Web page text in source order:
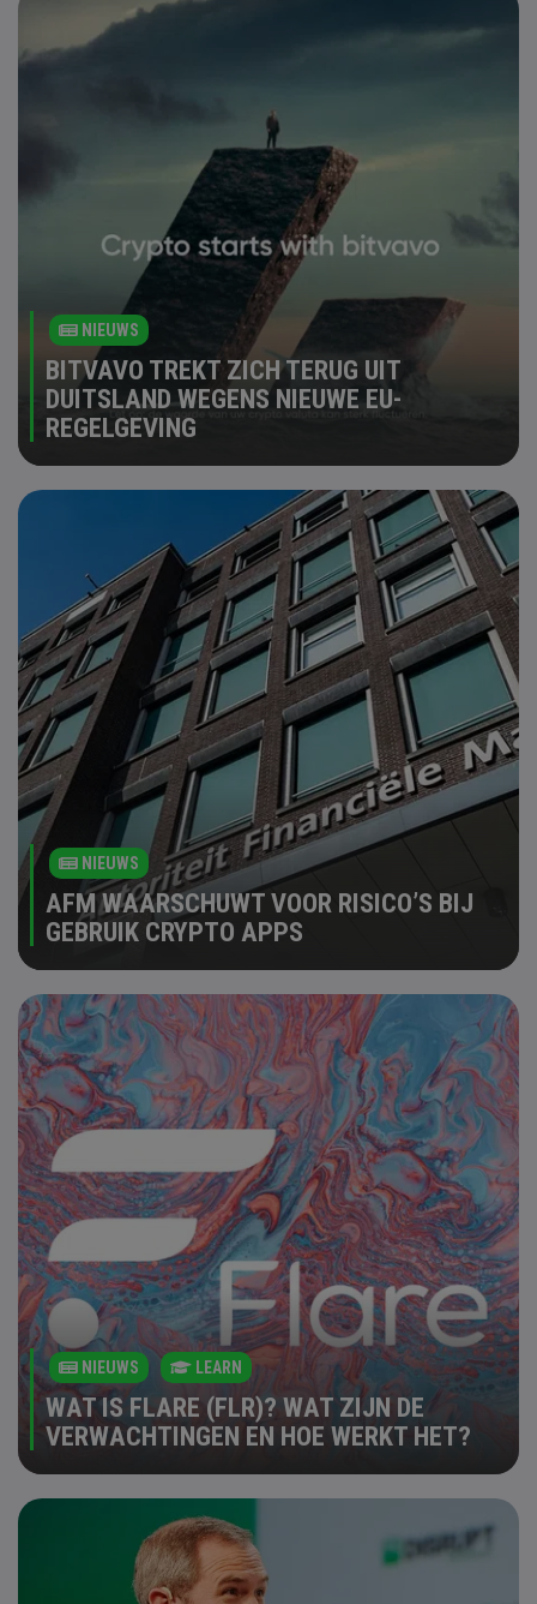
NIEUWS
BITVAVO TREKT ZICH TERUG UIT
DUITSLAND WEGENS NIEUWE EU-
REGELGEVING
NIEUWS
AFM WAARSCHUWT VOOR RISICO’S BIJ
GEBRUIK CRYPTO APPS
NIEUWS LEARN
WAT IS FLARE (FLR)? WAT ZIJN DE
VERWACHTINGEN EN HOE WERKT HET?